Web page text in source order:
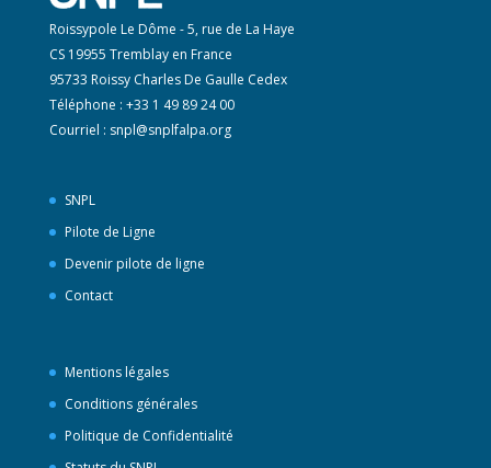
Roissypole Le Dôme - 5, rue de La Haye
CS 19955 Tremblay en France
95733 Roissy Charles De Gaulle Cedex
Téléphone : +33 1 49 89 24 00
Courriel : snpl@snplfalpa.org
SNPL
Pilote de Ligne
Devenir pilote de ligne
Contact
Mentions légales
Conditions générales
Politique de Confidentialité